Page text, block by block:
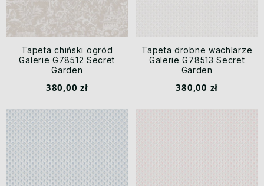
Tapeta chiński ogród
Galerie G78512 Secret
Garden
380,00 zł
Tapeta drobne wachlarze
Galerie G78513 Secret
Garden
380,00 zł